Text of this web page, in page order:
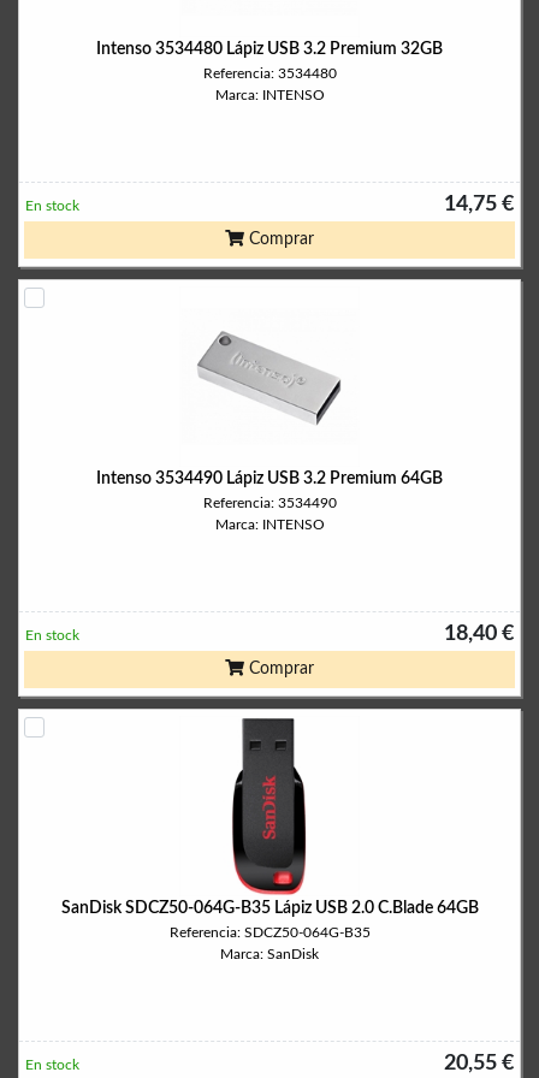
Intenso 3534480 Lápiz USB 3.2 Premium 32GB
Referencia: 3534480
Marca: INTENSO
14,75 €
En stock
Comprar
Intenso 3534490 Lápiz USB 3.2 Premium 64GB
Referencia: 3534490
Marca: INTENSO
18,40 €
En stock
Comprar
SanDisk SDCZ50-064G-B35 Lápiz USB 2.0 C.Blade 64GB
Referencia: SDCZ50-064G-B35
Marca: SanDisk
20,55 €
En stock